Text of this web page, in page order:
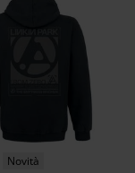
Novità